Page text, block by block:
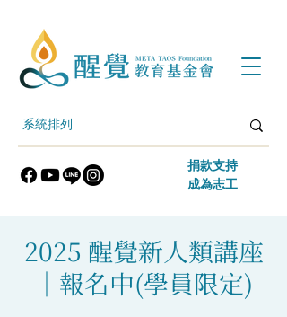
​捐款支持
​成為志工
2025 醒覺新人類講座
｜報名中(學員限定)